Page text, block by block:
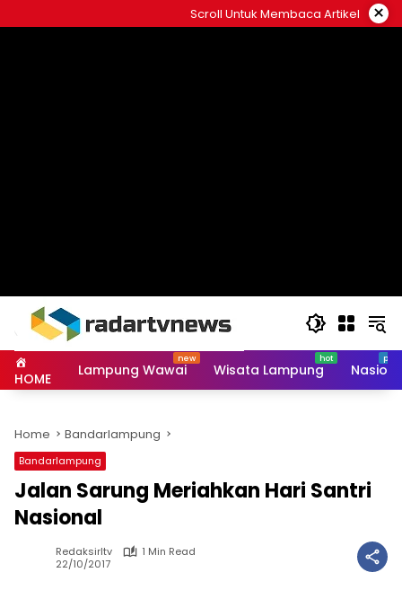
to
Scroll Untuk Membaca Artikel ×
HOME Lampung Wawai Wisata Lampung
Home Bandarlampung
Bandarlampung
Jalan Sarung Meriahkan Hari Santri
Nasional
Redaksirltv
1 Min Read
22/10/2017